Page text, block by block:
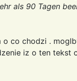
als 90 Tagen
o co chodzi .
iz o ten tekst